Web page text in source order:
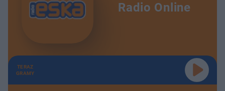
Radio Online
TERAZ
GRAMY